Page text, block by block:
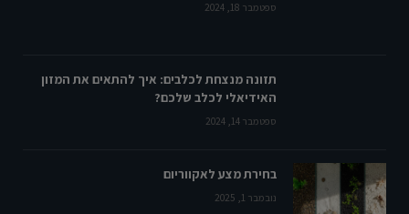
ספטמבר 18, 2024
תזונה מנצחת לכלבים: איך להתאים את המזון
האידיאלי לכלב שלכם?
ספטמבר 14, 2024
בחירת מצע לאקווריום
נובמבר 1, 2025